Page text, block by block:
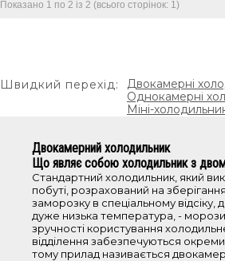
multi-air flow
диспенсер для води
швидке охолоджування
контроль вологості
led-освітлення
режим super freezing
Клас енергоспоживання
Показано 1 по 2 із 2 (всього сторінок: 1)
Швидкий перехід:
Двокамерні
Однокамерні
Міні-
Двокамерний холодильник
Що являє собою холодильник з
Стандартний холодильник, який
побуті, розрахований на зберігання
заморозку в спеціальному відсіку,
дуже низька температура, -
зручності користування
відділення забезпечуються
тому прилад називається